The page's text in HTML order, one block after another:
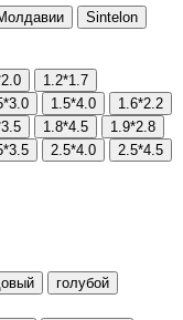
Sintelon
1.2*1.7
1.5*4.0
1.6*2.2
1.8*4.5
1.9*2.8
2.5*4.0
2.5*4.5
голубой